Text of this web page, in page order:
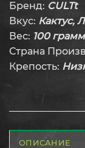
Бренд: CULTt
Вкус: Кактус,
Вес: 100 грамм
Страна
Крепость:
ОПИСАНИЕ